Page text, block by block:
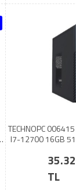
TECHNOPC
I7-12700 16GB
TL